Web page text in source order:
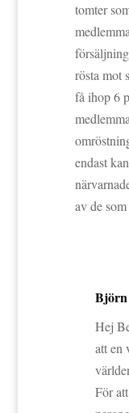
tomter
rösta mot
få ihop 6
endast
av de
Hej
att en
För